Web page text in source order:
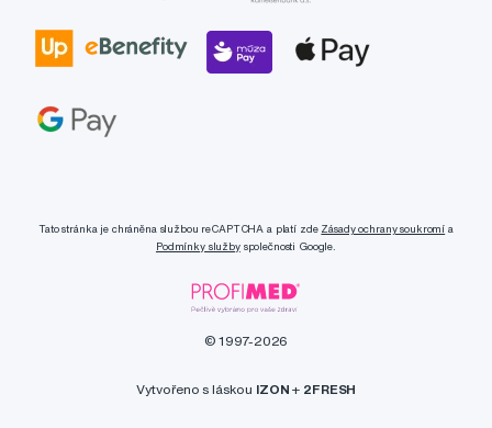
Tato stránka je chráněna službou reCAPTCHA a platí zde Zásady ochrany soukromí a
Podmínky službyspolečnosti Google.
© 1997-2026
Vytvořeno s láskou IZON + 2FRESH